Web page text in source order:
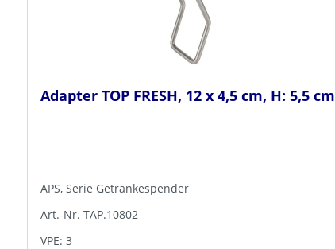
Adapter TOP FRESH, 12 x 4,5 cm, H: 5,5 cm
APS, Serie Getränkespender
Art.-Nr. TAP.10802
VPE: 3